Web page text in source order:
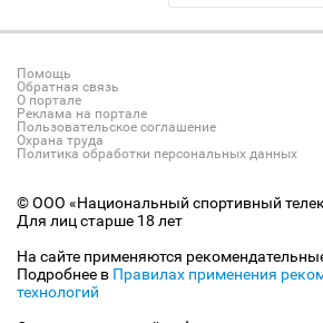
Помощь
Обратная связь
О портале
Реклама на портале
Пользовательское соглашение
Охрана труда
Политика обработки персональных данных
© ООО «Национальный спортивный
Для лиц старше 18 лет
На сайте применяются
Подробнее в Правилах применения
технологий